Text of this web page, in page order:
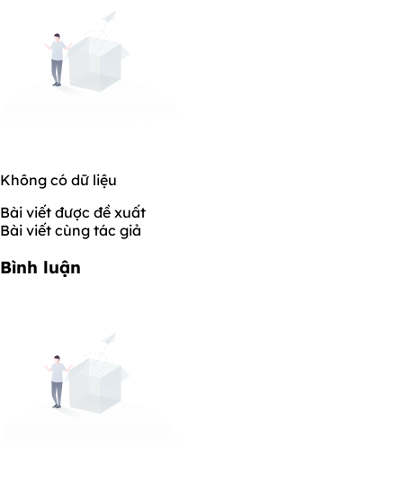
Không có dữ liệu
Bài viết được đề xuất
Bài viết cùng tác giả
Bình luận